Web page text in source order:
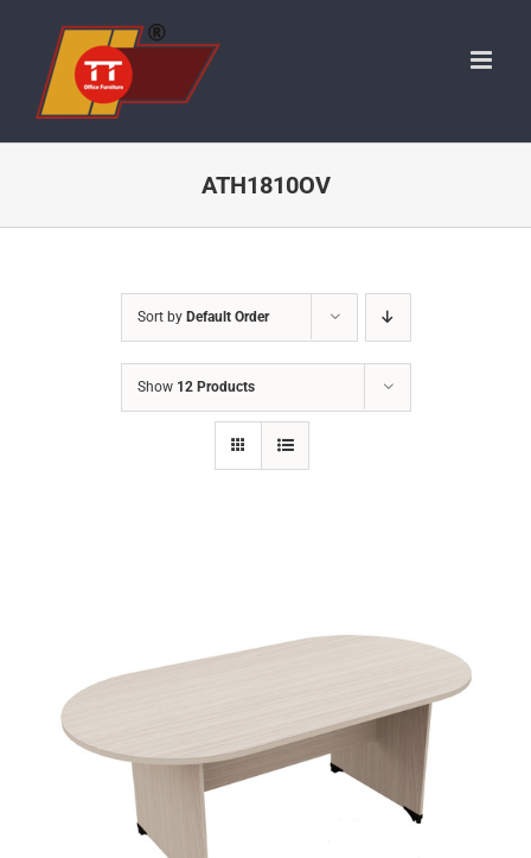
content
ATH1810OV
Sort by Default Order
Show 12 Products